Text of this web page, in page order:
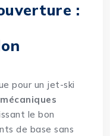
:
pour un jet-ski
le bon
de base sans